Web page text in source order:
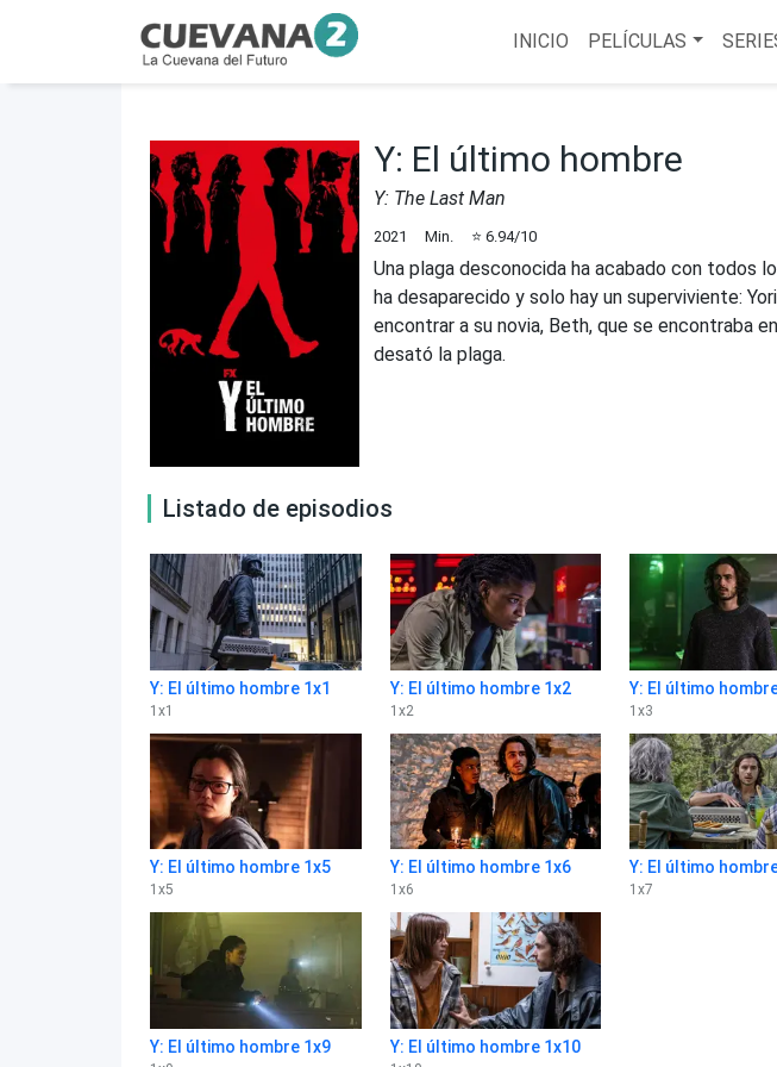
INICIO PELÍCULAS
Y: El último hombre
Y: The Last Man
2021 Min. ⭐ 6.94/10
Una plaga desconocida ha acabado con todos
ha desaparecido y solo hay un superviviente:
encontrar a su novia, Beth, que se encontraba
desató la plaga.
Listado de episodios
Y: El último hombre 1x1
1 x1
Y: El último hombre 1x2
1 x2
Y: El último
1 x3
Y: El último hombre 1x5
1 x5
Y: El último hombre 1x6
1 x6
Y: El último
1 x7
Y: El último hombre 1x9 Y: El último hombre 1x10